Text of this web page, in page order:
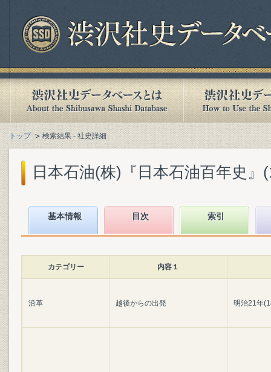
トップ 検索結果 - 社史詳細
日本石油(株)『日本石油百年史』
基本情報 目次 索引
カテゴリー 内容１
沿革 越後からの出発 明治21年